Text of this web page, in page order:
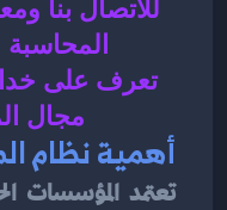
مجال
أهمية نظام
تعتمد المؤسسات